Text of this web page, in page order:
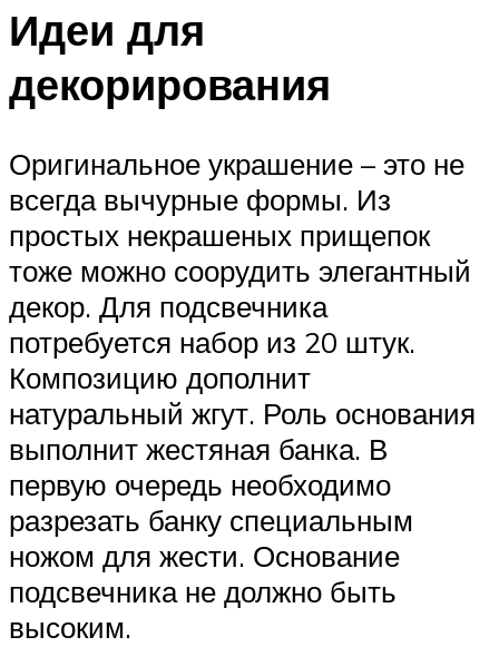
Идеи для
декорирования
Оригинальное украшение – это не
всегда вычурные формы. Из
простых некрашеных прищепок
тоже можно соорудить элегантный
декор. Для подсвечника
потребуется набор из 20 штук.
Композицию дополнит
натуральный жгут. Роль основания
выполнит жестяная банка. В
первую очередь необходимо
разрезать банку специальным
ножом для жести. Основание
подсвечника не должно быть
высоким.